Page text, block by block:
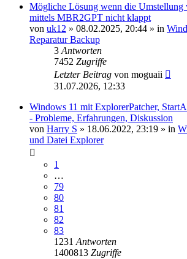
Mögliche Lösung wenn die
mittels MBR2GPT nicht klappt
von uk12 » 08.02.2025, 20:44 » in
Reparatur Backup
3Antworten
7452 Zugriffe
Letzter Beitrag von moguaii
31.07.2026, 12:33
Windows 11 mit ExplorerPatcher,
- Probleme, Erfahrungen, Diskussion
von Harry S » 18.06.2022, 23:19 » in
und Datei Explorer
1
…
79
80
81
82
83
1231Antworten
1400813 Zugriffe